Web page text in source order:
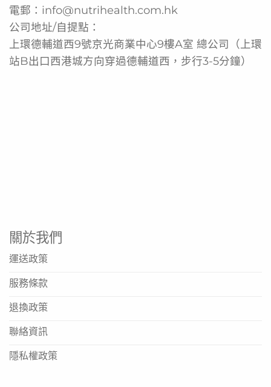
產品功能
體重管理代餐
營養補充飲品
忙碌生活快速餐食
產地: 依官方標示為準
保存方法: 請存放於陰涼乾燥處
食用方法: 依包裝說明沖調飲用
資料來源
https://www.nestle.com.hk/en
電郵： info@nutrihealth.com.hk
公司地址/自提點：
上環德輔道西9號京光商業中心9樓A室 總公司（上環
站B出口西港城方向穿過德輔道西，步行3-5分鐘）
關於我們
運送政策
服務條款
退換政策
聯絡資訊
隱私權政策